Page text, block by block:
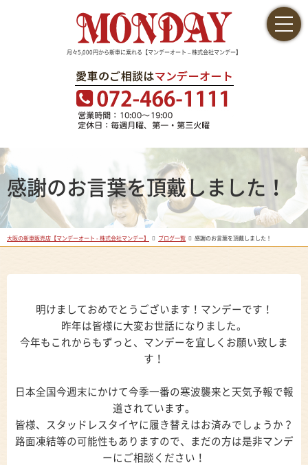
月々5,000円から新車に乗れる【マンデーオート – 株式会社マンデー】
感謝のお言葉を頂戴しました！
大阪の新車販売店【マンデーオート - 株式会社マンデー】 ブログ一覧 感謝のお言葉を頂戴しました！
明けましておめでとうございます！マンデーです！
昨年は皆様に大変お世話になりました。
今年もこれからもずっと、マンデーを宜しくお願い致しま
す！
日本全国今週末にかけて今季一番の寒波襲来と天気予報で報
道されています。
皆様、スタッドレスタイヤに履き替えはお済みでしょうか？
路面凍結等の可能性もありますので、まだの方は是非マンデ
ーにご相談ください！